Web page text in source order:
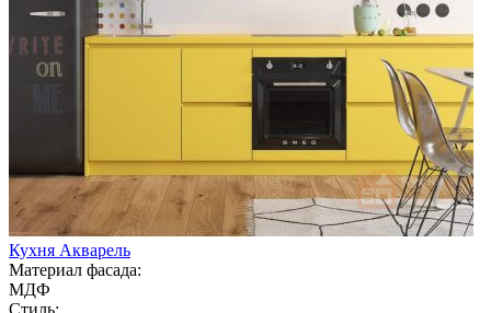
Кухня Акварель
Материал фасада:
МДФ
Стиль: